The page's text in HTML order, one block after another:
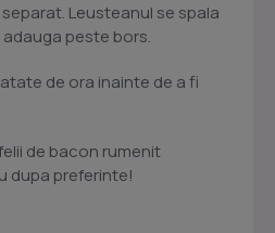
Leusteanul se spala
peste bors.
de ora inainte de a fi
de bacon rumenit
dupa preferinte!